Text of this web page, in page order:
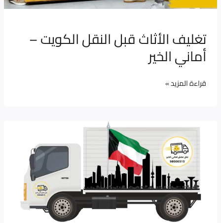
تغليف الأثاث قبل النقل الكويت –
أماني الخير
قراءة المزيد »
عمال
عفش
عمالة